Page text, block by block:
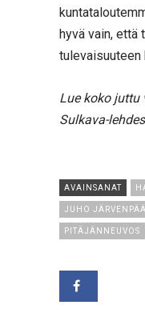
hyvä vain, että
tulevaisuuteen
Lue koko juttu
Sulkava-
AVAINSANAT
JUHO JÄRVENPÄÄ
PITÄJÄNNEUVOS